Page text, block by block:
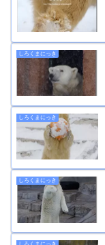
しろくまにっき
しろくまにっき
しろくまにっき